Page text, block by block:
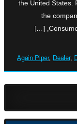
the United States.
the
Again Piper, Dealer,